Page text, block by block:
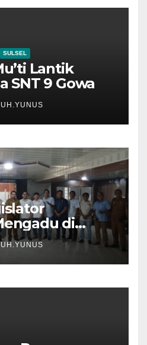
SULSEL
Lantik
SNT 9 Gowa
di